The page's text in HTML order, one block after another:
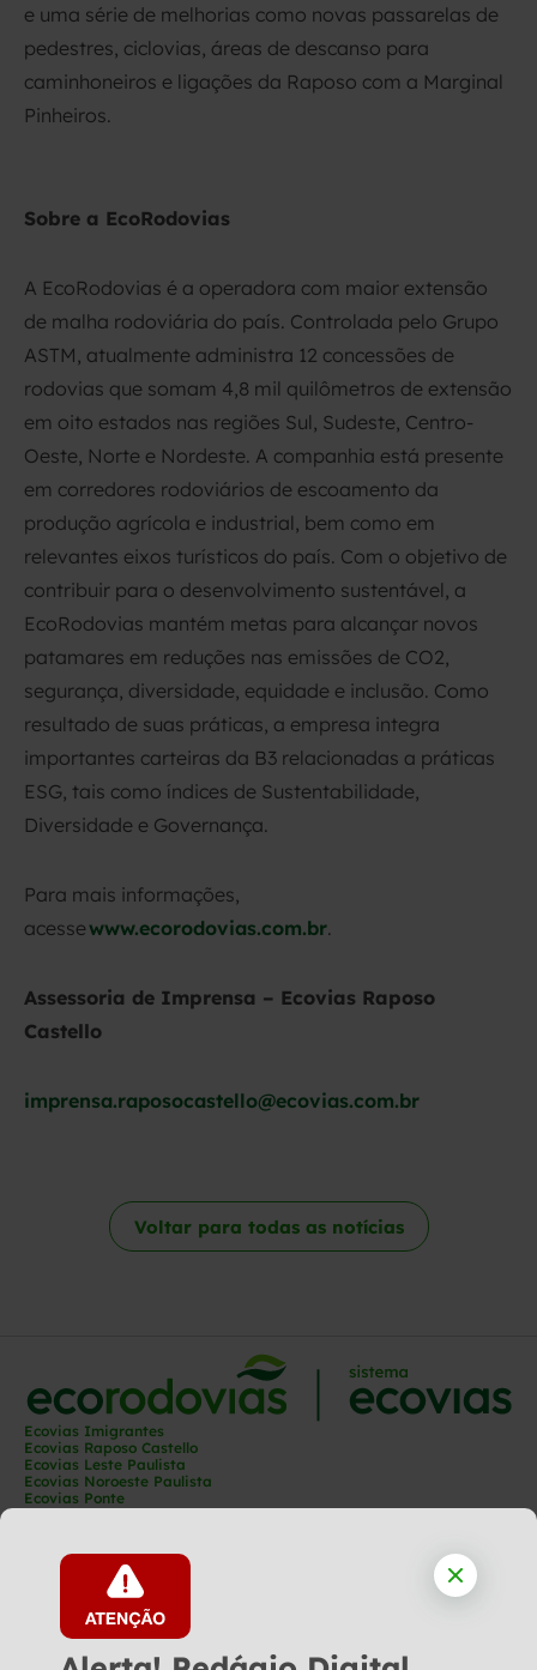
e uma série de melhorias como novas passarelas de
pedestres, ciclovias, áreas de descanso para
caminhoneiros e ligações da Raposo com a Marginal
Pinheiros.
Sobre a EcoRodovias
A EcoRodovias é a operadora com maior extensão
de malha rodoviária do país. Controlada pelo Grupo
ASTM, atualmente administra 12 concessões de
rodovias que somam 4,8 mil quilômetros de extensão
em oito estados nas regiões Sul, Sudeste, Centro-
Oeste, Norte e Nordeste. A companhia está presente
em corredores rodoviários de escoamento da
produção agrícola e industrial, bem como em
relevantes eixos turísticos do país. Com o objetivo de
contribuir para o desenvolvimento sustentável, a
EcoRodovias mantém metas para alcançar novos
patamares em reduções nas emissões de CO2,
segurança, diversidade, equidade e inclusão. Como
resultado de suas práticas, a empresa integra
importantes carteiras da B3 relacionadas a práticas
ESG, tais como índices de Sustentabilidade,
Diversidade e Governança.
Para mais informações,
acessewww.ecorodovias.com.br.
Assessoria de Imprensa – Ecovias Raposo
Castello
imprensa.raposocastello@ecovias.com.br
Voltar para todas as notícias
Ecovias Imigrantes
Ecovias Raposo Castello
Ecovias Leste Paulista
Ecovias Noroeste Paulista
Ecovias Ponte
Ecovias Norte Minas
Ecovias Cerrado
Ecovias Araguaia
Ecoporto
Ecopátio